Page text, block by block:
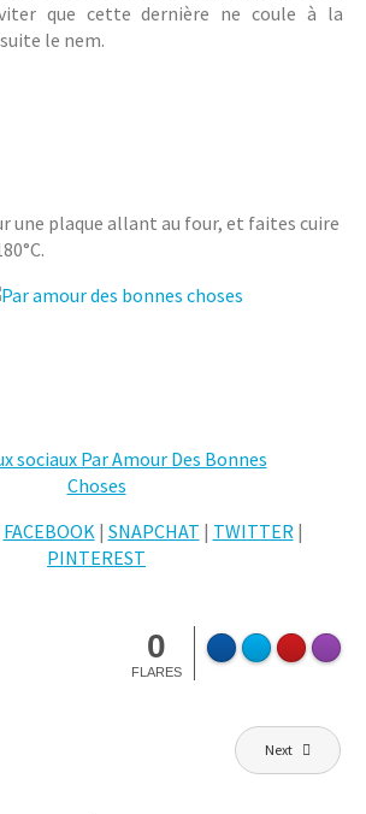
que cette dernière ne coule à la
le nem.
une plaque allant au four, et faites cuire
FACEBOOK| SNAPCHAT | TWITTER|
PINTEREST
0
FLARES
Next